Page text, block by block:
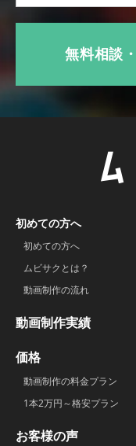
無料相談
初めての方へ
初めての方へ
ムビサクとは？
動画制作の流れ
動画制作実績
価格
動画制作の料金プラン
1本2万円～格安プラン
お客様の声